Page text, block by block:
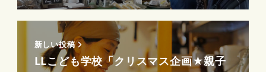
新しい投稿
LLこども学校「クリスマス企画★親子